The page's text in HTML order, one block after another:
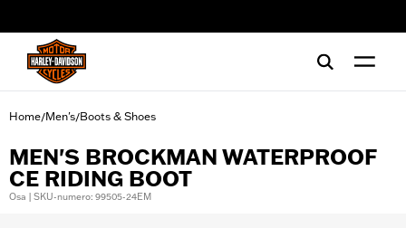
Home/Men's/Boots & Shoes
MEN'S BROCKMAN WATERPROOF
CE RIDING BOOT
Osa | SKU-numero: 99505-24EM